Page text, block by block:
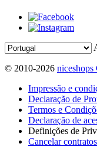
© 2010-2026 niceshops
Impressão e
Declaração de
Termos e
Declaração de
Definições de
Cancelar